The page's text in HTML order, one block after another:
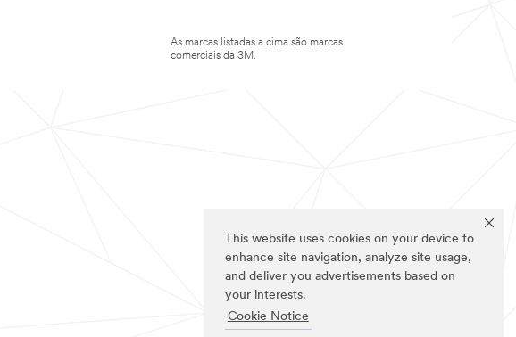
This website uses cookies on your device to
enhance site navigation, analyze site usage,
and deliver you advertisements based on
your interests.
Cookie Notice
As marcas listadas a cima são marcas
comerciais da 3M.